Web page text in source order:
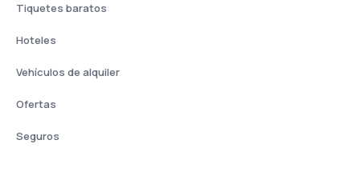
Tiquetes baratos
Hoteles
Vehículos de alquiler
Ofertas
Seguros